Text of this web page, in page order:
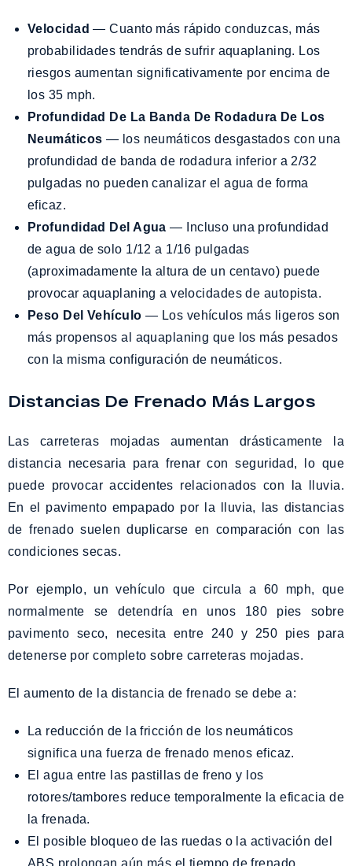
Velocidad — Cuanto más rápido conduzcas, más
probabilidades tendrás de sufrir aquaplaning. Los
riesgos aumentan significativamente por encima de
los 35 mph.
Profundidad De La Banda De Rodadura De Los
Neumáticos — los neumáticos desgastados con una
profundidad de banda de rodadura inferior a 2/32
pulgadas no pueden canalizar el agua de forma
eficaz.
Profundidad Del Agua — Incluso una profundidad
de agua de solo 1/12 a 1/16 pulgadas
(aproximadamente la altura de un centavo) puede
provocar aquaplaning a velocidades de autopista.
Peso Del Vehículo — Los vehículos más ligeros son
más propensos al aquaplaning que los más pesados
con la misma configuración de neumáticos.
Distancias De Frenado Más Largos
Las carreteras mojadas aumentan drásticamente la
distancia necesaria para frenar con seguridad, lo que
puede provocar accidentes relacionados con la lluvia.
En el pavimento empapado por la lluvia, las distancias
de frenado suelen duplicarse en comparación con las
condiciones secas.
Por ejemplo, un vehículo que circula a 60 mph, que
normalmente se detendría en unos 180 pies sobre
pavimento seco, necesita entre 240 y 250 pies para
detenerse por completo sobre carreteras mojadas.
El aumento de la distancia de frenado se debe a:
La reducción de la fricción de los neumáticos
significa una fuerza de frenado menos eficaz.
El agua entre las pastillas de freno y los
rotores/tambores reduce temporalmente la eficacia de
la frenada.
El posible bloqueo de las ruedas o la activación del